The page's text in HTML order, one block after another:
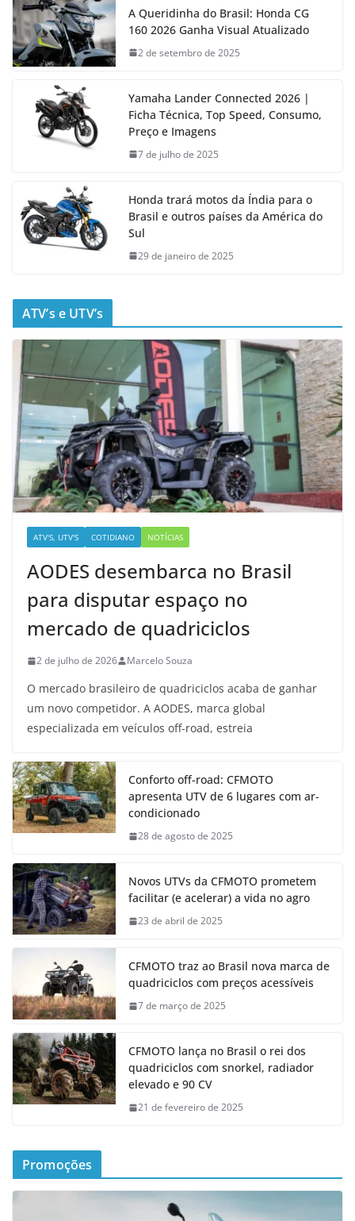
A Queridinha do Brasil: Honda CG
160 2026 Ganha Visual Atualizado
2 de setembro de 2025
Yamaha Lander Connected 2026 |
Ficha Técnica, Top Speed, Consumo,
Preço e Imagens
7 de julho de 2025
Honda trará motos da Índia para o
Brasil e outros países da América do
Sul
29 de janeiro de 2025
ATV’s e UTV’s
ATV'S, UTV'S COTIDIANO NOTÍCIAS
AODES desembarca no Brasil
para disputar espaço no
mercado de quadriciclos
2 de julho de 2026 Marcelo Souza
O mercado brasileiro de quadriciclos acaba de ganhar
um novo competidor. A AODES, marca global
especializada em veículos off-road, estreia
Conforto off-road: CFMOTO
apresenta UTV de 6 lugares com ar-
condicionado
28 de agosto de 2025
Novos UTVs da CFMOTO prometem
facilitar (e acelerar) a vida no agro
23 de abril de 2025
CFMOTO traz ao Brasil nova marca de
quadriciclos com preços acessíveis
7 de março de 2025
CFMOTO lança no Brasil o rei dos
quadriciclos com snorkel, radiador
elevado e 90 CV
21 de fevereiro de 2025
Promoções